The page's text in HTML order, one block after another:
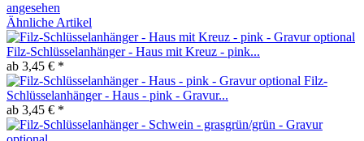
angesehen
Ähnliche Artikel
Filz-Schlüsselanhänger - Haus mit Kreuz - pink...
ab 3,45 € *
Filz-
Schlüsselanhänger - Haus - pink - Gravur...
ab 3,45 € *